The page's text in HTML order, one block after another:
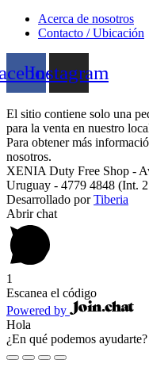
Acerca de nosotros
Contacto / Ubicación
Instagram
El sitio contiene solo una
para la venta en nuestro
Para obtener más
nosotros.
XENIA Duty Free Shop -
Uruguay - 4779 4848 (Int.
Desarrollado porTiberia
Abrir chat
1
Escanea el código
Powered by
Hola
¿En qué podemos ayudarte?